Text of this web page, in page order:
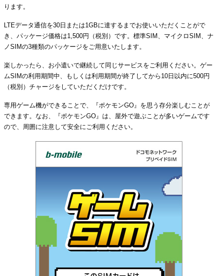
ります。
LTEデータ通信を30日または1GBに達するまでお使いいただくことがで
き、パッケージ価格は1,500円（税別）です。標準SIM、マイクロSIM、ナ
ノSIMの3種類のパッケージをご用意いたします。
楽しかったら、お小遣いで継続して同じサービスをご利用ください。ゲー
ムSIMの利用期間中、もしくは利用期間が終了してから10日以内に500円
（税別）チャージをしていただくだけです。
専用ゲーム機ができることで、『ポケモンGO』を思う存分楽しむことが
できます。なお、『ポケモンGO』は、屋外で遊ぶことが多いゲームです
ので、周囲に注意して安全にご利用ください。